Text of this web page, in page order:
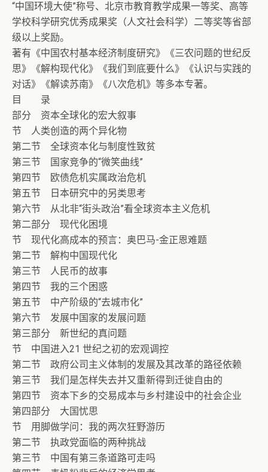
“中国环境大使”称号、北京市教育教学成果一等奖、高等
学校科学研究优秀成果奖（人文社会科学）二等奖等省部
级以上奖励。
著有《中国农村基本经济制度研究》《三农问题的世纪反
思》《解构现代化》《我们到底要什么》《认识与实践的
对话》《解读苏南》《八次危机》等多本专著。
目 录
部分 资本全球化的宏大叙事
节 人类创造的两个异化物
第二节 全球资本化与制度性致贫
第三节 国家竞争的“微笑曲线”
第四节 欧债危机实属政治危机
第五节 日本研究中的另类思考
第六节 从北非“街头政治”看全球资本主义危机
第二部分 现代化困境
节 现代化高成本的预言：奥巴马-金正恩难题
第二节 解构中国现代化
第三节 人民币的故事
第四节 我的三个困惑
第五节 中产阶级的“去城市化”
第六节 发展中国家的发展问题
第三部分 新世纪的真问题
节 中国进入21 世纪之初的宏观调控
第二节 政府公司主义体制的发展及其改革的路径依赖
第三节 我们是怎样失去并又重新得到迁徙自由的
第四节 资本下乡的交易成本与乡村建设中的社会企业
第四部分 大国忧思
节 用脚做学问：我的两次狂野游历
第二节 执政党面临的两种挑战
第三节 中国有第三条道路可走吗